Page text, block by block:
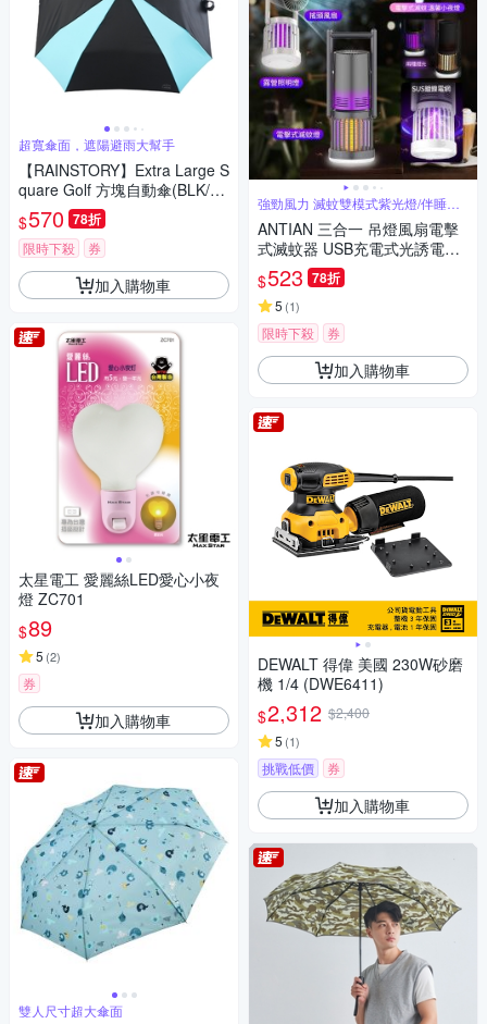
超寬傘面，遮陽避雨大幫手
【RAINSTORY】Extra Large S
quare Golf 方塊自動傘(BLK/BL
UE)
$570 78折
限時下殺 券
加入購物車
太星電工 愛麗絲LED愛心小夜
燈 ZC701
$89
5 (2)
券
加入購物車
雙人尺寸超大傘面
強勁風力 滅蚊雙模式紫光燈/伴睡夜
燈
ANTIAN 三合一 吊燈風扇電擊
式滅蚊器 USB充電式光誘電蚊
燈 可立/可掛 飯店餐廳驅蚊器
$523 78折
5 (1)
限時下殺 券
加入購物車
DEWALT 得偉 美國 230W砂磨
機 1/4 (DWE6411)
$2,312 $2,400
5 (1)
挑戰低價 券
加入購物車